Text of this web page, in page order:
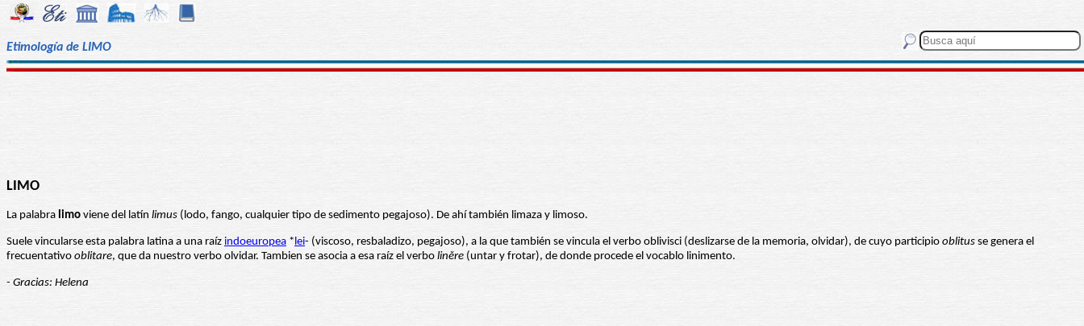
Etimología de LIMO
LIMO
La palabra limo viene del latín limus (lodo, fango, cualquier tipo de sedimento pegajoso). De ahí también limaza y limoso.
Suele vincularse esta palabra latina a una raíz indoeuropea *lei- (viscoso, resbaladizo, pegajoso), a la que también se vincula el verbo oblivisci (deslizarse de la memoria, olvidar), de cuyo participio oblitus se genera el
frecuentativo oblitare, que da nuestro verbo olvidar. Tambien se asocia a esa raíz el verbo linĕre (untar y frotar), de donde procede el vocablo linimento.
- Gracias: Helena